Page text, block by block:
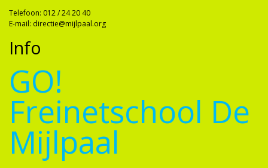
Telefoon: 012 / 24 20 40
E-mail: directie@mijlpaal.org
Info
GO!
Freinetschool De
Mijlpaal